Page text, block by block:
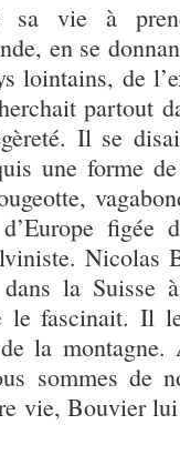
sa vie à
en se
lointains, de
partout
Il se
une forme
figée
Nicolas
la Suisse
le fascinait. Il
la
sommes de
vie, Bouvier